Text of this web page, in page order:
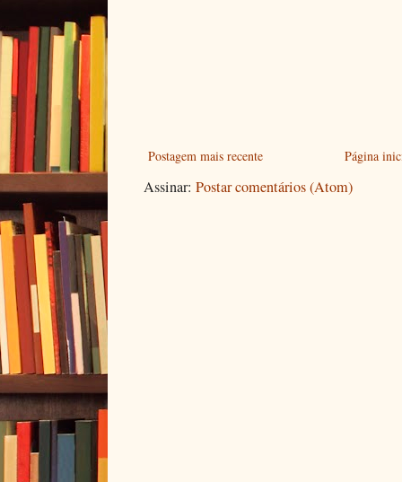
Postagem mais recente Página
Assinar: Postar comentários (Atom)